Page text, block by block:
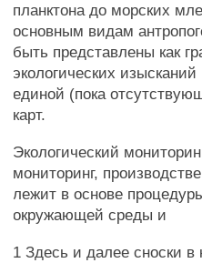
планктона до морских
основным видам
быть представлены как
экологических
единой (пока
карт.
Экологический
мониторинг,
лежит в основе
окружающей среды и
1 Здесь и далее сноски в